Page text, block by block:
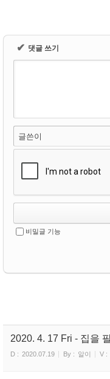
✔ 댓글 쓰기
글쓴이
비밀글 기능
2020. 4. 17 Fri - 집을
D : 2020.07.19 By : 알이 V :